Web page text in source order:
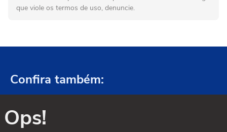
que viole os termos de uso, denuncie.
Confira também:
Ops!